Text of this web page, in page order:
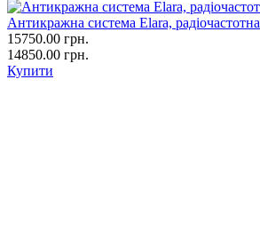
Антикражна система Elara, радіочастотна
15750.00 грн.
14850.00 грн.
Купити